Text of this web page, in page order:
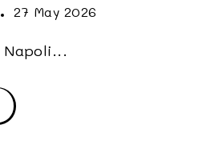
27 May 2026